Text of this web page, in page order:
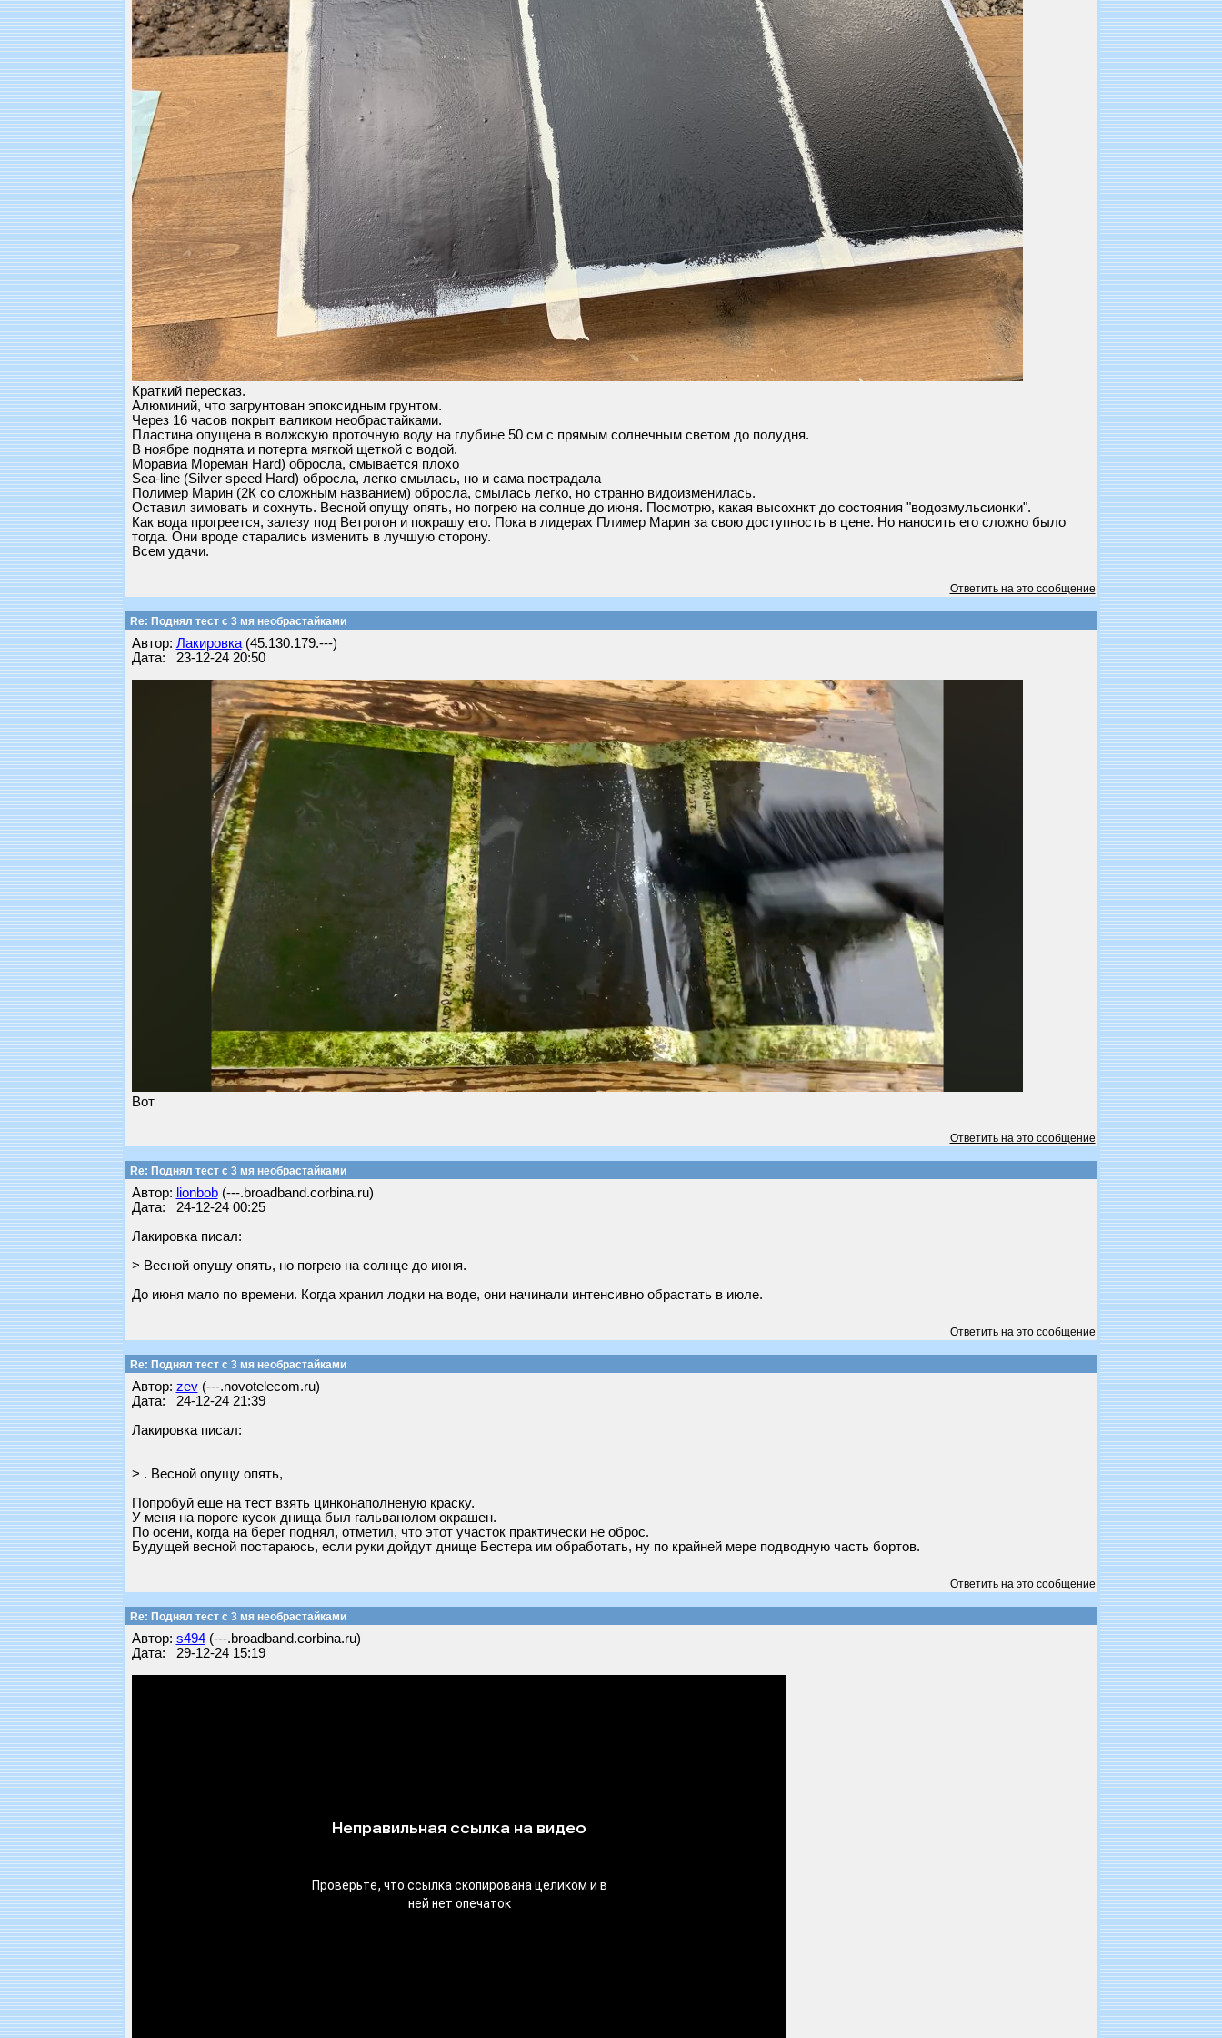
Краткий пересказ.
Алюминий, что загрунтован эпоксидным грунтом.
Через 16 часов покрыт валиком необрастайками.
Пластина опущена в волжскую проточную воду на глубине 50 см с прямым солнечным светом до полудня.
В ноябре поднята и потерта мягкой щеткой с водой.
Моравиа Мореман Hard) обросла, смывается плохо
Sea-line (Silver speed Hard) обросла, легко смылась, но и сама пострадала
Полимер Марин (2К со сложным названием) обросла, смылась легко, но странно видоизменилась.
Оставил зимовать и сохнуть. Весной опущу опять, но погрею на солнце до июня. Посмотрю, какая высохнкт до состояния "водоэмульсионки".
Как вода прогреется, залезу под Ветрогон и покрашу его. Пока в лидерах Плимер Марин за свою доступность в цене. Но наносить его сложно было
тогда. Они вроде старались изменить в лучшую сторону.
Всем удачи.
Ответить на это сообщение
Re: Поднял тест с 3 мя необрастайками
Автор: Лакировка(45.130.179.---)
Дата: 23-12-24 20:50
Вот
Ответить на это сообщение
Re: Поднял тест с 3 мя необрастайками
Автор: lionbob(---.broadband.corbina.ru)
Дата: 24-12-24 00:25
Лакировка писал:
> Весной опущу опять, но погрею на солнце до июня.
До июня мало по времени. Когда хранил лодки на воде, они начинали интенсивно обрастать в июле.
Ответить на это сообщение
Re: Поднял тест с 3 мя необрастайками
Автор: zev(---.novotelecom.ru)
Дата: 24-12-24 21:39
Лакировка писал:
> . Весной опущу опять,
Попробуй еще на тест взять цинконаполненую краску.
У меня на пороге кусок днища был гальванолом окрашен.
По осени, когда на берег поднял, отметил, что этот участок практически не оброс.
Будущей весной постараюсь, если руки дойдут днище Бестера им обработать, ну по крайней мере подводную часть бортов.
Ответить на это сообщение
Re: Поднял тест с 3 мя необрастайками
Автор: s494(---.broadband.corbina.ru)
Дата: 29-12-24 15:19